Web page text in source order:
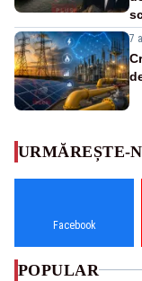
7
URMĂREȘTE-
Facebook
POPULAR